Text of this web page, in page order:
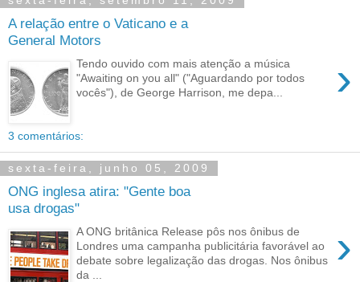
A relação entre o Vaticano e a
General Motors
›
Tendo ouvido com mais atenção a música
"Awaiting on you all" ("Aguardando por todos
vocês"), de George Harrison, me depa...
3 comentários:
sexta-feira, junho 05, 2009
ONG inglesa atira: "Gente boa
usa drogas"
›
A ONG britânica Release pôs nos ônibus de
Londres uma campanha publicitária favorável ao
debate sobre legalização das drogas. Nos ônibus
da ...